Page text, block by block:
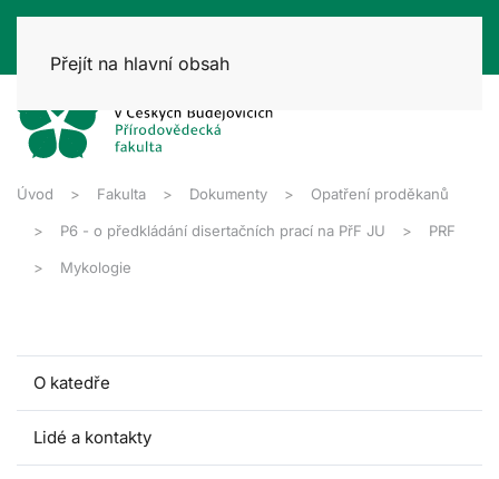
Přejít na hlavní obsah
Úvod Fakulta Dokumenty Opatření proděkanů
P6 - o předkládání disertačních prací na PřF JU PRF
Mykologie
O katedře
Lidé a kontakty